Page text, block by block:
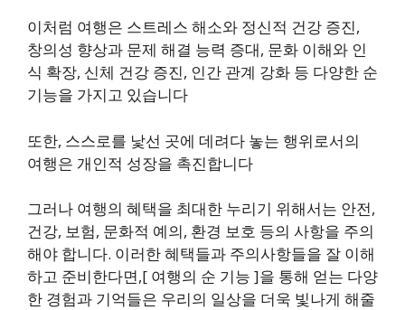
이처럼 여행은 스트레스 해소와 정신적 건강 증진,
창의성 향상과 문제 해결 능력 증대, 문화 이해와 인
식 확장, 신체 건강 증진, 인간 관계 강화 등 다양한 순
기능을 가지고 있습니다
또한, 스스로를 낯선 곳에 데려다 놓는 행위로서의
여행은 개인적 성장을 촉진합니다
그러나 여행의 혜택을 최대한 누리기 위해서는 안전,
건강, 보험, 문화적 예의, 환경 보호 등의 사항을 주의
해야 합니다. 이러한 혜택들과 주의사항들을 잘 이해
하고 준비한다면,[ 여행의 순 기능 ]을 통해 얻는 다양
한 경험과 기억들은 우리의 일상을 더욱 빛나게 해줄